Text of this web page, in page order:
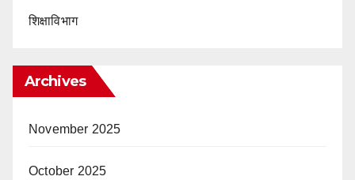
शिक्षाविभाग
Archives
November 2025
October 2025